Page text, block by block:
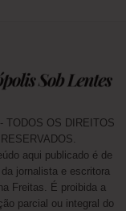
TODOS OS DIREITOS
RESERVADOS.
aqui publicado é de
da jornalista e escritora
Freitas. É proibida a
parcial ou integral do